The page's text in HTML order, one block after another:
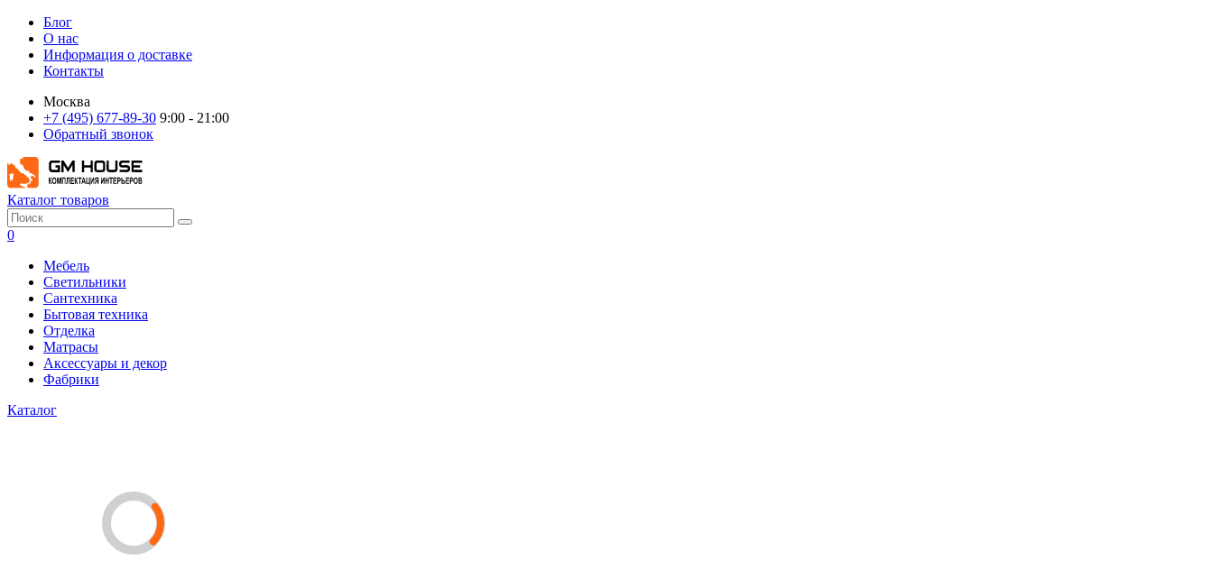
Блог
О нас
Информация о доставке
Контакты
Москва
+7 (495) 677-89-30 9:00 - 21:00
Обратный звонок
Каталог товаров
0
Мебель
Светильники
Сантехника
Бытовая техника
Отделка
Матрасы
Аксессуары и декор
Фабрики
Каталог